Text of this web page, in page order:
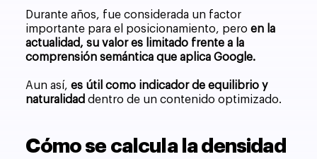
Durante años, fue considerada un factor
importante para el posicionamiento, peroen la
actualidad, su valor es limitado frente a la
comprensión semántica que aplica Google.
Aun así,es útil como indicador de equilibrio y
naturalidad dentro de un contenido optimizado.
Cómo se calcula la densidad